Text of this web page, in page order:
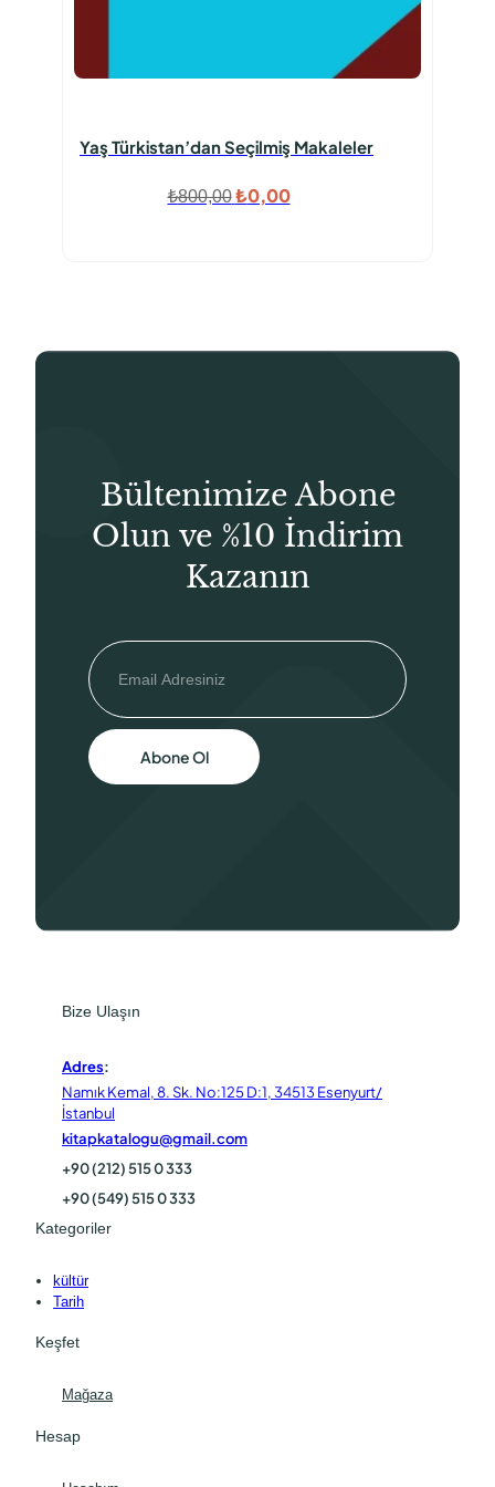
Yaş Türkistan’dan Seçilmiş Makaleler
₺800,00 Orijinal
₺0,00Şu
Bültenimize Abone
Olun ve %10 İndirim
Kazanın
Abone Ol
Bize Ulaşın
Adres:
Namık Kemal, 8. Sk. No:125 D:1, 34513 Esenyurt/
İstanbul
kitapkatalogu@gmail.com
+90 (212) 515 0 333
+90 (549) 515 0 333
Kategoriler
kültür
Tarih
Keşfet
Mağaza
Hesap